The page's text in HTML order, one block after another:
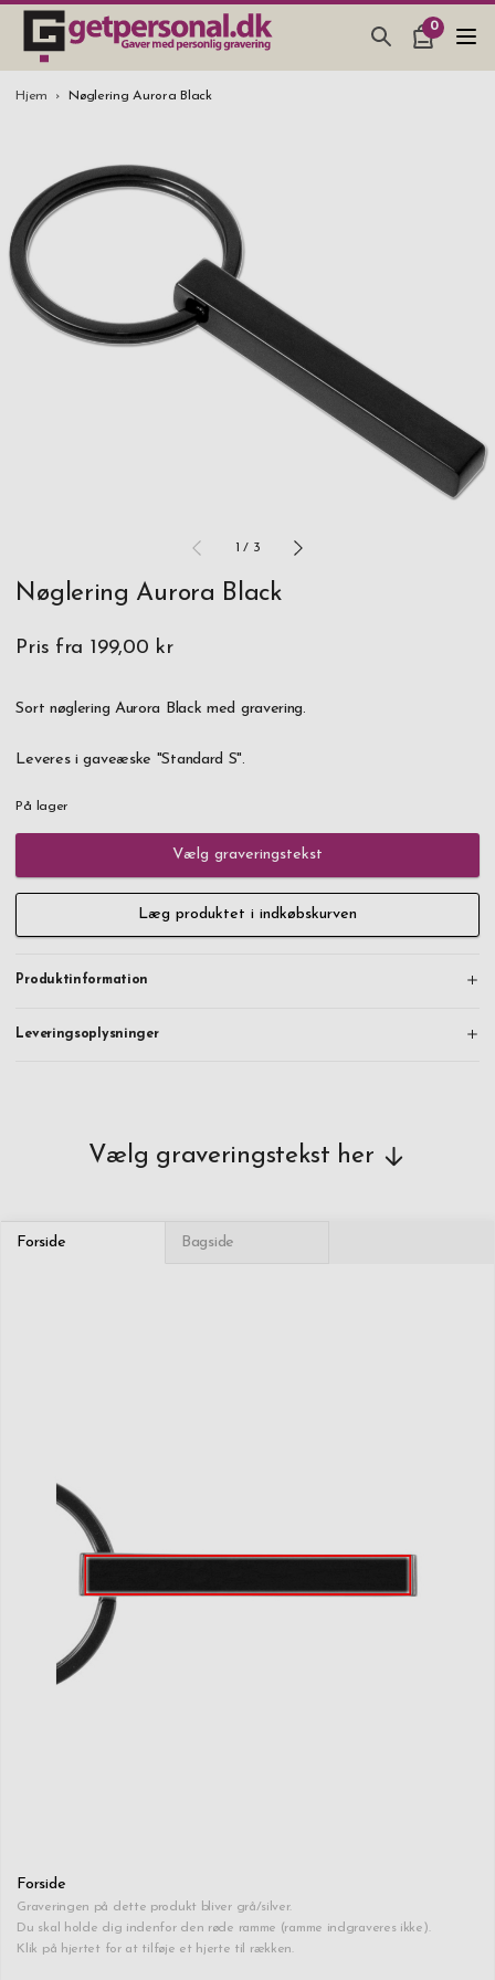
0
GAVEARTIKLAR & TING
SMYKKER & ACCESSORIES
GAVEIDEER
BRYLLUPSGAVE 2026
STUDENTERGAVE 2026
Hjem Nøglering Aurora Black
1 / 3
Nøglering Aurora Black
Pris fra 199,00 kr
Sort nøglering Aurora Black med gravering.
Leveres i gaveæske "Standard S".
På lager
Vælg graveringstekst
Læg produktet i indkøbskurven
Produktinformation
Leveringsoplysninger
Vælg graveringstekst her
Forside Bagside
Forside
Graveringen på dette produkt bliver grå/silver.
Du skal holde dig indenfor den røde ramme (ramme indgraveres ikke).
Klik på hjertet for at tilføje et hjerte til rækken.